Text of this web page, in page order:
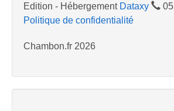
Edition - Hébergement Dataxy
Politique de confidentialité
Chambon.fr 2026